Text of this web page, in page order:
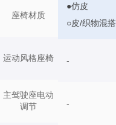
座椅材质
运动风格座椅
主驾驶座电动
调节
●仿皮
○皮/织物混搭
-
-